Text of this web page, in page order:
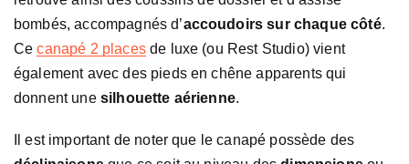
bombés, accompagnés d’accoudoirs sur chaque côté.
Cecanapé 2 placesde luxe (ou Rest Studio) vient
également avec des pieds en chêne apparents qui
donnent une silhouette aérienne.
Il est important de noter que le canapé possède des